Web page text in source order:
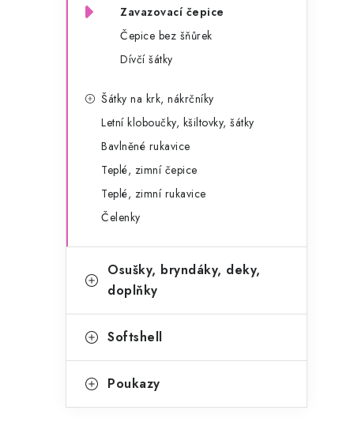
e
Zavazovací čepice
Čepice bez šňůrek
Dívčí šátky
Šátky na krk, nákrčníky
Letní kloboučky, kšiltovky, šátky
Bavlněné rukavice
Teplé, zimní čepice
Teplé, zimní rukavice
Čelenky
Osušky, bryndáky, deky,
doplňky
Softshell
Poukazy